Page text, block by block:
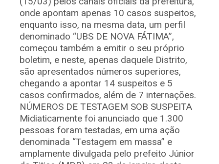
onde apontam apenas 10 casos suspeitos,
enquanto isso, na mesma data, um perfil
denominado “UBS DE NOVA FÁTIMA”,
começou também a emitir o seu próprio
boletim, e neste, apenas daquele Distrito,
são apresentados números superiores,
chegando a apontar 14 suspeitos e 5
casos confirmados, além de 7 internações.
NÚMEROS DE TESTAGEM SOB SUSPEITA
Midiaticamente foi anunciado que 1.300
pessoas foram testadas, em uma ação
denominada “Testagem em massa” e
amplamente divulgada pelo prefeito Júnior